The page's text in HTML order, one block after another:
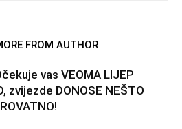
FROM AUTHOR
vas VEOMA LIJEP
zvijezde DONOSE NEŠTO